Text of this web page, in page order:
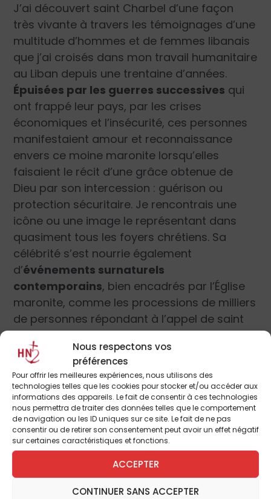
Nous respectons vos
préférences
Pour offrir les meilleures expériences, nous utilisons des
technologies telles que les cookies pour stocker et/ou accéder aux
informations des appareils. Le fait de consentir à ces technologies
nous permettra de traiter des données telles que le comportement
de navigation ou les ID uniques sur ce site. Le fait de ne pas
consentir ou de retirer son consentement peut avoir un effet négatif
sur certaines caractéristiques et fonctions.
ACCEPTER
CONTINUER SANS ACCEPTER
J’ai découvert saint Charbel d’une façon
très vivante à travers les témoignages d’une
multitude d’hommes et de femmes libanais
que j’ai croisés dans mon travail humanitaire
au Liban depuis une trentaine d’années.
Épuisées par les guerres successives qui
ont frappé leur pays, par les crises
économiques et l’insécurité, ces personnes
manifestaient amour et reconnaissance
envers ce moine maronite lorsqu’elles
faisaient le récit d’une grâce obtenue de
Dieu par son intercession : guérison ou
protection sécuritaire. Je rencontrais une
icône ou une image le représentant dans
quasiment tous les foyers chrétiens. Sa
célébrité s’est nourrie également
d’événements surnaturels
contemporains, bien encadrés par l’Église
maronite, comme les processions de milliers
de personnes répondant à l’appel de saint
Charbel lui-même,chaque 22 du mois au
monastère d’Annayaoù repose son corps
incorrompu. Répondant à son appel,
Raymond Nader, laïc libanais, a fondé des
groupes de prière dans le monde entier,« La
Famille de saint Charbel », jusque
dernièrement chez les Esquimaux d’Alaska.
|
Quelles sont les causes qui ont
fait de lui l’emblème de